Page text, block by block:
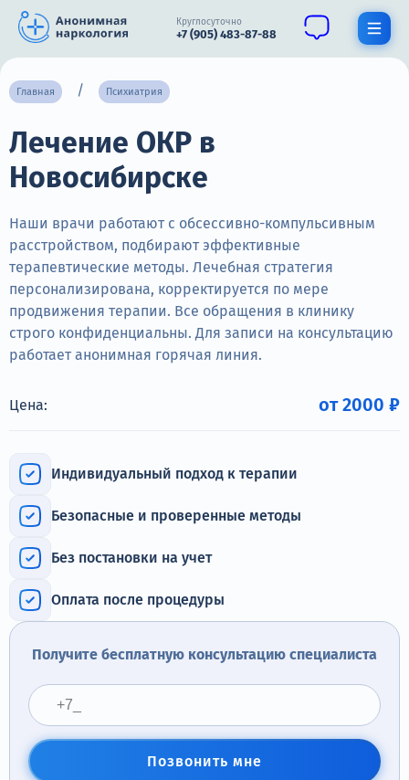
Круглосуточно
+7 (905) 483-87-88
О нас
Наркомания
Нарколог
Стационар
Психиатрия
Круглосуточно, анонимно
Главная Психиатрия
Лечение ОКР в
Новосибирске
Наши врачи работают с обсессивно-компульсивным
расстройством, подбирают эффективные
терапевтические методы. Лечебная стратегия
персонализирована, корректируется по мере
продвижения терапии. Все обращения в клинику
строго конфиденциальны. Для записи на консультацию
работает анонимная горячая линия.
Цена: от 2000 ₽
Индивидуальный подход к терапии
Безопасные и проверенные методы
Без постановки на учет
Оплата после процедуры
Получите бесплатную консультацию специалиста
Позвонить мне